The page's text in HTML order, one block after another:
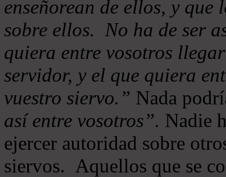
enseñorean de ellos, y
sobre ellos. No ha de ser
quiera entre vosotros
servidor, y el que quiera
vuestro siervo.” Nada
así entre vosotros”. Nadie
ejercer autoridad sobre
siervos. Aquellos que se